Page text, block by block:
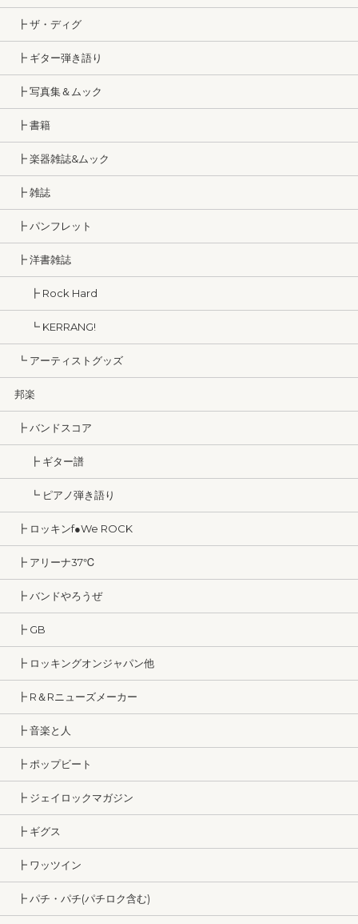
┣ ザ・ディグ
┣ ギター弾き語り
┣ 写真集＆ムック
┣ 書籍
┣ 楽器雑誌&ムック
┣ 雑誌
┣ パンフレット
┣ 洋書雑誌
┣ Rock Hard
┗ KERRANG!
┗ アーティストグッズ
邦楽
┣ バンドスコア
┣ ギター譜
┗ ピアノ弾き語り
┣ ロッキンf●We ROCK
┣ アリーナ37℃
┣ バンドやろうぜ
┣ GB
┣ ロッキングオンジャパン他
┣ R＆Rニューズメーカー
┣ 音楽と人
┣ ポップビート
┣ ジェイロックマガジン
┣ ギグス
┣ ワッツイン
┣ パチ・パチ(パチロク含む)